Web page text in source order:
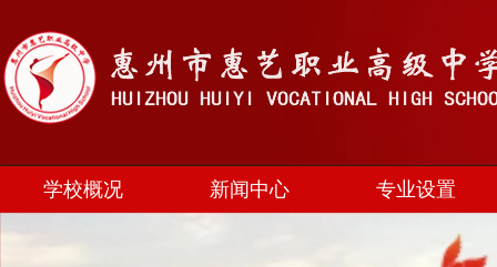
学校概况 新闻中心 专业设置